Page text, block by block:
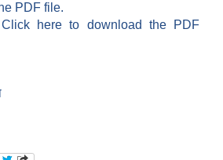
PDF file.
Click here to download the PDF